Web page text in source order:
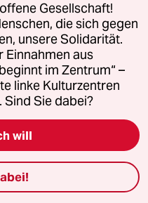
Gesellschaft!
die sich gegen
unsere Solidarität.
Einnahmen aus
im Zentrum“ –
linke Kulturzentren
Sie dabei?
will